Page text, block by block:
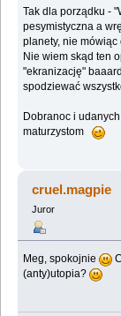
Tak dla porządku -
pesymistyczna a
planety, nie mówiąc
Nie wiem skąd ten
"ekranizację"
spodziewać
Dobranoc i
maturzystom
cruel.magpie
Juror
Meg, spokojnie
(anty)utopia?